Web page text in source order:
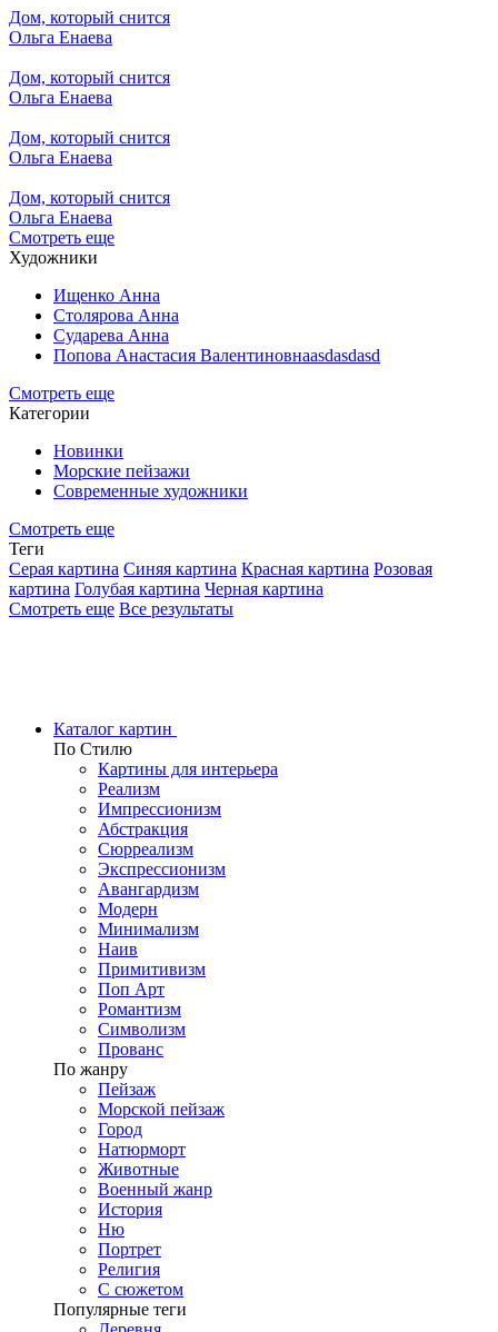
Дом, который снится
Ольга Енаева
Дом, который снится
Ольга Енаева
Дом, который снится
Ольга Енаева
Дом, который снится
Ольга Енаева
Смотреть еще
Художники
Ищенко Анна
Столярова Анна
Сударева Анна
Попова Анастасия Валентиновнаasdasdasd
Смотреть еще
Категории
Новинки
Морские пейзажи
Современные художники
Смотреть еще
Теги
Серая картина Синяя картина Красная картина Розовая
картина Голубая картина Черная картина
Смотреть еще Все результаты
Каталог картин
По Стилю
Картины для интерьера
Реализм
Импрессионизм
Абстракция
Сюрреализм
Экспрессионизм
Авангардизм
Модерн
Минимализм
Наив
Примитивизм
Поп Арт
Романтизм
Символизм
Прованс
По жанру
Пейзаж
Морской пейзаж
Город
Натюрморт
Животные
Военный жанр
История
Ню
Портрет
Религия
С сюжетом
Популярные теги